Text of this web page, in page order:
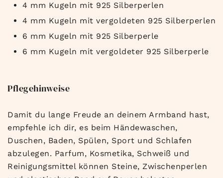
4 mm Kugeln mit 925 Silberperlen
4 mm Kugeln mit vergoldeten 925 Silberperlen
6 mm Kugeln mit 925 Silberperle
6 mm Kugeln mit vergoldeter 925 Silberperle
Pflegehinweise
Damit du lange Freude an deinem Armband hast,
empfehle ich dir, es beim Händewaschen,
Duschen, Baden, Spülen, Sport und Schlafen
abzulegen. Parfum, Kosmetika, Schweiß und
Reinigungsmittel können Steine, Zwischenperlen